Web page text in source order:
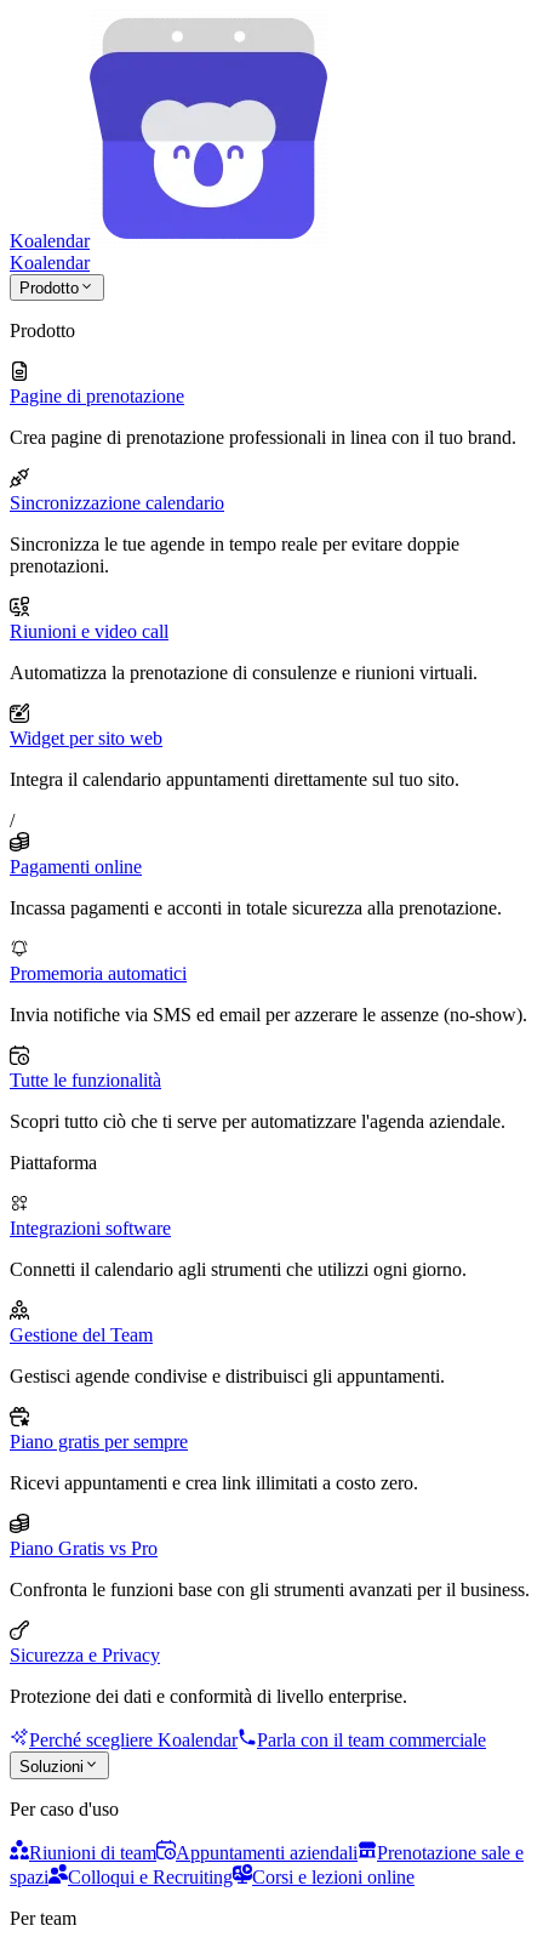
Koalendar
Koalendar
Prodotto
Prodotto
Pagine di prenotazione
Crea pagine di prenotazione professionali in linea con il tuo brand.
Sincronizzazione calendario
Sincronizza le tue agende in tempo reale per evitare doppie
prenotazioni.
Riunioni e video call
Automatizza la prenotazione di consulenze e riunioni virtuali.
Widget per sito web
Integra il calendario appuntamenti direttamente sul tuo sito.
/
Pagamenti online
Incassa pagamenti e acconti in totale sicurezza alla prenotazione.
Promemoria automatici
Invia notifiche via SMS ed email per azzerare le assenze (no-show).
Tutte le funzionalità
Scopri tutto ciò che ti serve per automatizzare l'agenda aziendale.
Piattaforma
Integrazioni software
Connetti il calendario agli strumenti che utilizzi ogni giorno.
Gestione del Team
Gestisci agende condivise e distribuisci gli appuntamenti.
Piano gratis per sempre
Ricevi appuntamenti e crea link illimitati a costo zero.
Piano Gratis vs Pro
Confronta le funzioni base con gli strumenti avanzati per il business.
Sicurezza e Privacy
Protezione dei dati e conformità di livello enterprise.
Perché scegliere Koalendar Parla con il team commerciale
Soluzioni
Per caso d'uso
Riunioni di team Appuntamenti aziendali
Prenotazione sale e
spazi
Colloqui e Recruiting
Corsi e lezioni online
Per team